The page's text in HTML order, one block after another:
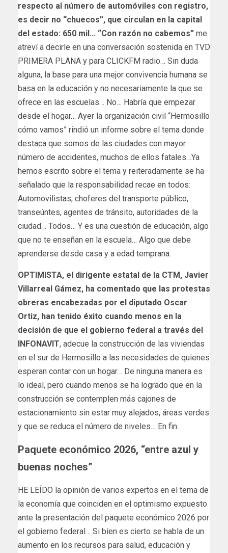
respecto al número de automóviles con registro,
es decir no “chuecos”, que circulan en la capital
del estado: 650 mil… “Con razón no cabemos” me
atreví a decirle en una conversación sostenida en TVD
PRIMERA PLANA y para CLICKFM radio… Sin duda
alguna, la base para una mejor convivencia humana se
basa en la educación y no necesariamente la que se
ofrece en las escuelas… No… Habría que empezar
desde el hogar… Ayer la organización civil “Hermosillo
cómo vamos” rindió un informe sobre el tema donde
destaca que somos de las ciudades con mayor
número de accidentes, muchos de ellos fatales…Ya
hemos escrito sobre el tema y reiteradamente se ha
señalado que la responsabilidad recae en todos:
Automovilistas, choferes del transporte público,
transeúntes, agentes de tránsito, autoridades de la
ciudad… Todos… Y es una cuestión de educación, algo
que no te enseñan en la escuela… Algo que debe
aprenderse desde casa y a edad temprana.
OPTIMISTA, el dirigente estatal de la CTM, Javier
Villarreal Gámez, ha comentado que las protestas
obreras encabezadas por el diputado Oscar
Ortiz, han tenido éxito cuando menos en la
decisión de que el gobierno federal a través del
INFONAVIT, adecue la construcción de las viviendas
en el sur de Hermosillo a las necesidades de quienes
esperan contar con un hogar… De ninguna manera es
lo ideal, pero cuando menos se ha logrado que en la
construcción se contemplen más cajones de
estacionamiento sin estar muy alejados, áreas verdes
y que se reduca el número de niveles… En fin.
Paquete económico 2026, “entre azul y
buenas noches”
HE LEÍDO la opinión de varios expertos en el tema de
la economía que coinciden en el optimismo expuesto
ante la presentación del paquete económico 2026 por
el gobierno federal… Si bien es cierto se habla de un
aumento en los recursos para salud, educación y